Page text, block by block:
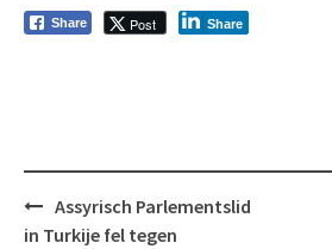
Share Post Share
Bericht
navigatie
Assyrisch Parlementslid
in Turkije fel tegen